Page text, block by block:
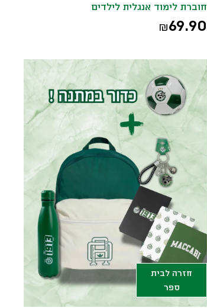
חוברת לימוד אנגלית לילדים
₪69.90
חזרה לבית
ספר